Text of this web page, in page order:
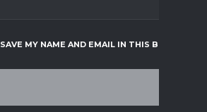
SAVE MY NAME AND EMAIL IN THIS BROWSER